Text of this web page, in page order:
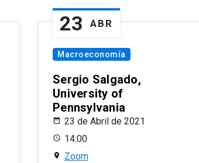
23 ABR
Macroeconomía
Sergio Salgado,
University of
Pennsylvania
23 de Abril de 2021
14:00
Zoom